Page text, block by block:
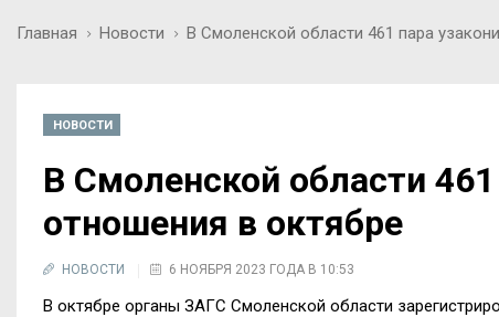
Главная Новости В Смоленской области 461 пара
НОВОСТИ
В Смоленской области
отношения в октябре
НОВОСТИ 6 НОЯБРЯ 2023 ГОДА В 10:53
В октябре органы ЗАГС Смоленской области